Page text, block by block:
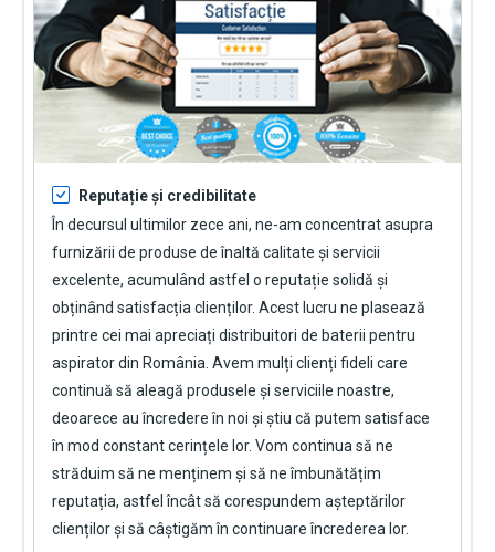
Reputație și credibilitate
În decursul ultimilor zece ani, ne-am concentrat asupra
furnizării de produse de înaltă calitate și servicii
excelente, acumulând astfel o reputație solidă și
obținând satisfacția clienților. Acest lucru ne plasează
printre cei mai apreciați distribuitori de baterii pentru
aspirator din România. Avem mulți clienți fideli care
continuă să aleagă produsele și serviciile noastre,
deoarece au încredere în noi și știu că putem satisface
în mod constant cerințele lor. Vom continua să ne
străduim să ne menținem și să ne îmbunătățim
reputația, astfel încât să corespundem așteptărilor
clienților și să câștigăm în continuare încrederea lor.